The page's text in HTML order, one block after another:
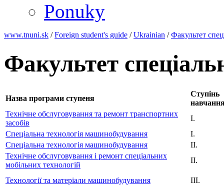
Ponuky
www.tnuni.sk /Foreign student's guide /Ukrainian /Факультет
Факультет
Назва програми ступеня
Ступінь
Технічне обслуговування та ремонт транспортних
засобів
I.
Спеціальна технологія машинобудування
I.
Спеціальна технологія машинобудування
II.
Технічне обслуговування і ремонт спеціальних
мобільних технологій
II.
Технології та матеріали машинобудування III.